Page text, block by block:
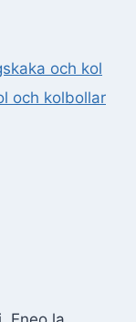
och kol
och kolbollar